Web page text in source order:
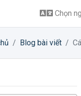
Chọn
Blog bài viết